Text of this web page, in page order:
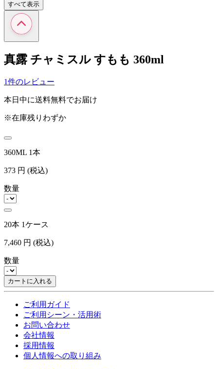
すべて表示
真露 チャミスル すもも 360ml
1件のレビュー
本日中に送料無料でお届け
※在庫残りわずか
360ML 1本
373 円 (税込)
数量
20本 1ケース
7,460 円 (税込)
数量
カートに入れる
ご利用ガイド
ご利用シーン・活用術
お問い合わせ
会社情報
採用情報
個人情報への取り組み